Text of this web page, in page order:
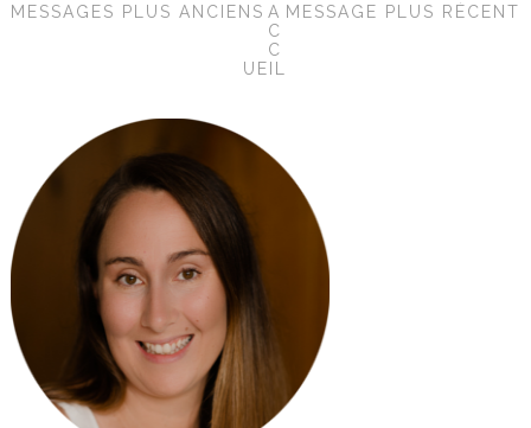
MESSAGE PLUS RÉCENT
MESSAGES PLUS ANCIENS A
C
C
UEIL